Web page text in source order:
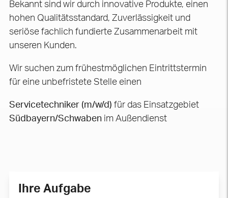
Bekannt sind wir durch innovative Produkte, einen
hohen Qualitätsstandard, Zuverlässigkeit und
seriöse fachlich fundierte Zusammenarbeit mit
unseren Kunden.
Wir suchen zum frühestmöglichen Eintrittstermin
für eine unbefristete Stelle einen
Servicetechniker (m/w/d) für das Einsatzgebiet
Südbayern/Schwaben im Außendienst
Ihre Aufgabe